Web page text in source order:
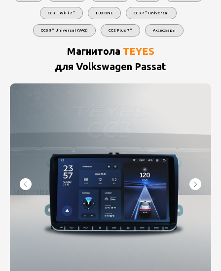
CC3 L WiFi 7" LUX ONE CC3 7" Universal
CC3 9" Universal (VAG) CC2 Plus 7" Аксессуары
Магнитола ТEYES
для Volkswagen Passat